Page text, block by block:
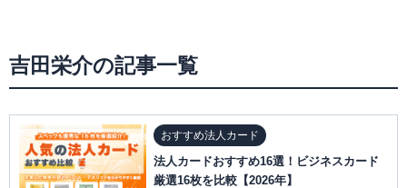
吉田栄介の記事一覧
おすすめ法人カード
法人カードおすすめ16選！ビジネスカード
厳選16枚を比較【2026年】